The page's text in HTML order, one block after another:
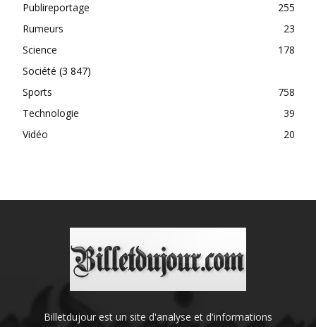
Publireportage
255
Rumeurs
23
Science
178
Société (3 847)
Sports
758
Technologie
39
Vidéo
20
Billetdujour est un site d'analyse et d'informations